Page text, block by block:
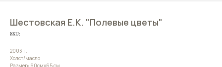
Шестовская Е.К. "Полевые цветы"
SKU:
2003 г.
Холст/масло
Размер: 60смх65 см